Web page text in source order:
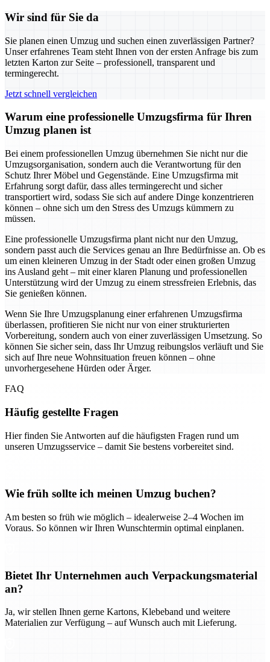
Wir sind für Sie da
Sie planen einen Umzug und suchen einen zuverlässigen Partner?
Unser erfahrenes Team steht Ihnen von der ersten Anfrage bis zum
letzten Karton zur Seite – professionell, transparent und
termingerecht.
Jetzt schnell vergleichen
Warum eine professionelle Umzugsfirma für Ihren
Umzug planen ist
Bei einem professionellen Umzug übernehmen Sie nicht nur die
Umzugsorganisation, sondern auch die Verantwortung für den
Schutz Ihrer Möbel und Gegenstände. Eine Umzugsfirma mit
Erfahrung sorgt dafür, dass alles termingerecht und sicher
transportiert wird, sodass Sie sich auf andere Dinge konzentrieren
können – ohne sich um den Stress des Umzugs kümmern zu
müssen.
Eine professionelle Umzugsfirma plant nicht nur den Umzug,
sondern passt auch die Services genau an Ihre Bedürfnisse an. Ob es
um einen kleineren Umzug in der Stadt oder einen großen Umzug
ins Ausland geht – mit einer klaren Planung und professionellen
Unterstützung wird der Umzug zu einem stressfreien Erlebnis, das
Sie genießen können.
Wenn Sie Ihre Umzugsplanung einer erfahrenen Umzugsfirma
überlassen, profitieren Sie nicht nur von einer strukturierten
Vorbereitung, sondern auch von einer zuverlässigen Umsetzung. So
können Sie sicher sein, dass Ihr Umzug reibungslos verläuft und Sie
sich auf Ihre neue Wohnsituation freuen können – ohne
unvorhergesehene Hürden oder Ärger.
FAQ
Häufig gestellte Fragen
Hier finden Sie Antworten auf die häufigsten Fragen rund um
unseren Umzugsservice – damit Sie bestens vorbereitet sind.
Wie früh sollte ich meinen Umzug buchen?
Am besten so früh wie möglich – idealerweise 2–4 Wochen im
Voraus. So können wir Ihren Wunschtermin optimal einplanen.
Bietet Ihr Unternehmen auch Verpackungsmaterial
an?
Ja, wir stellen Ihnen gerne Kartons, Klebeband und weitere
Materialien zur Verfügung – auf Wunsch auch mit Lieferung.